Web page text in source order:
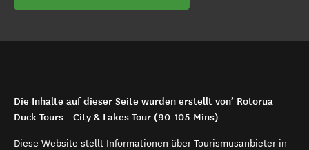
Die Inhalte auf dieser Seite wurden erstellt von’ Rotorua
Duck Tours - City & Lakes Tour (90-105 Mins)
Diese Website stellt Informationen über Tourismusanbieter in